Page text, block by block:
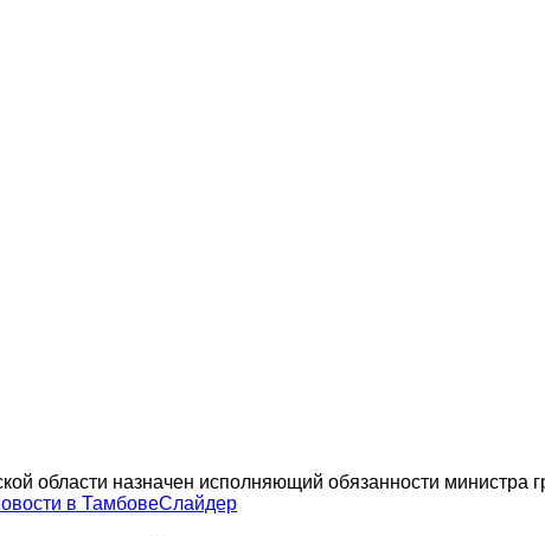
области назначен исполняющий обязанности министра
в ТамбовеСлайдер